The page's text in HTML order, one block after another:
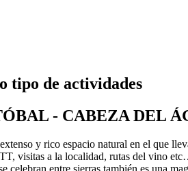
tipo de actividades
- CABEZA DEL
y rico espacio natural en el que
visitas a la localidad, rutas del vino